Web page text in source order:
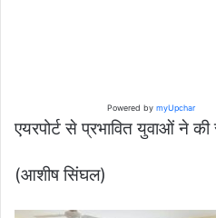
Powered bymyUpchar
एयरपोर्ट से प्रभावित युवाओं ने
(आशीष सिंघल)